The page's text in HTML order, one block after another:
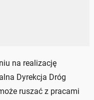
na realizację
Dyrekcja Dróg
ruszać z pracami